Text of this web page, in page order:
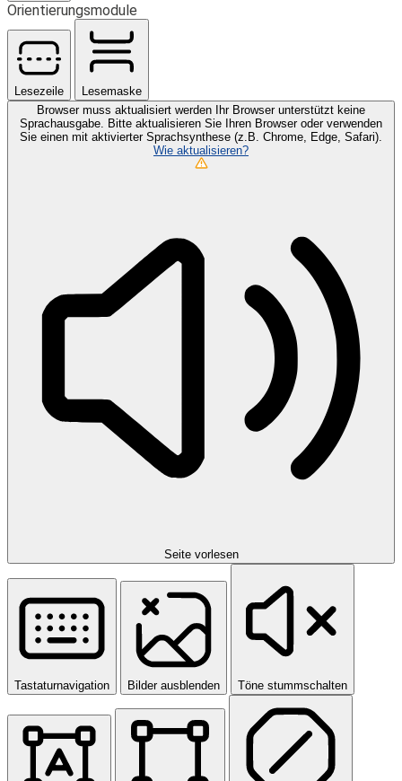
Orientierungsmodule
Lesezeile
Lesemaske
Browser muss aktualisiert werden Ihr Browser unterstützt keine
Sprachausgabe. Bitte aktualisieren Sie Ihren Browser oder verwenden
Sie einen mit aktivierter Sprachsynthese (z.B. Chrome, Edge, Safari).
Wie aktualisieren?
Seite vorlesen
Tastaturnavigation Bilder ausblenden Töne stummschalten